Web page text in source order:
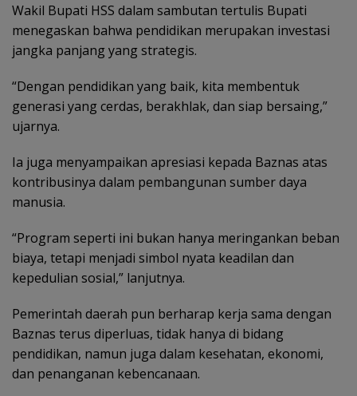
Wakil Bupati HSS dalam sambutan tertulis Bupati
menegaskan bahwa pendidikan merupakan investasi
jangka panjang yang strategis.
“Dengan pendidikan yang baik, kita membentuk
generasi yang cerdas, berakhlak, dan siap bersaing,”
ujarnya.
Ia juga menyampaikan apresiasi kepada Baznas atas
kontribusinya dalam pembangunan sumber daya
manusia.
“Program seperti ini bukan hanya meringankan beban
biaya, tetapi menjadi simbol nyata keadilan dan
kepedulian sosial,” lanjutnya.
Pemerintah daerah pun berharap kerja sama dengan
Baznas terus diperluas, tidak hanya di bidang
pendidikan, namun juga dalam kesehatan, ekonomi,
dan penanganan kebencanaan.